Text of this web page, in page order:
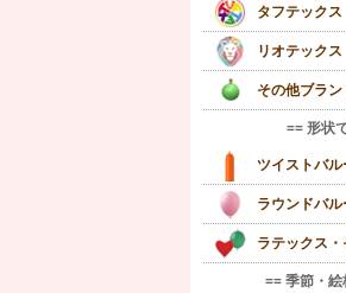
タフテックス
リオテックス
その他ブラン
== 形状
ツイストバル
ラウンドバ
ラテックス
== 季節・